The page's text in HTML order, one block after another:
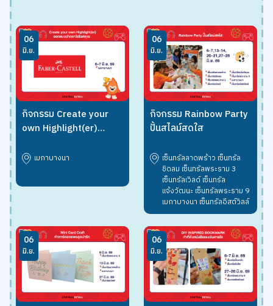
06
มิ.ย.
กิจกรรม Create your
own Highlight(er)
เมกาบางนา
06
มิ.ย.
กิจกรรม Rainbow Party
ปั้นสไลม์สดใส
เซ็นทรัลลาดพร้าว เซ็นทรัล
ชิดลม เซ็นทรัลพระราม 3
เซ็นทรัลเวิลด์ เซ็นทรัล
แจ้งวัฒนะ เซ็นทรัลพระราม 9
เมกาบางนา เซ็นทรัลอีสต์วิลล์
06
มิ.ย.
06
มิ.ย.